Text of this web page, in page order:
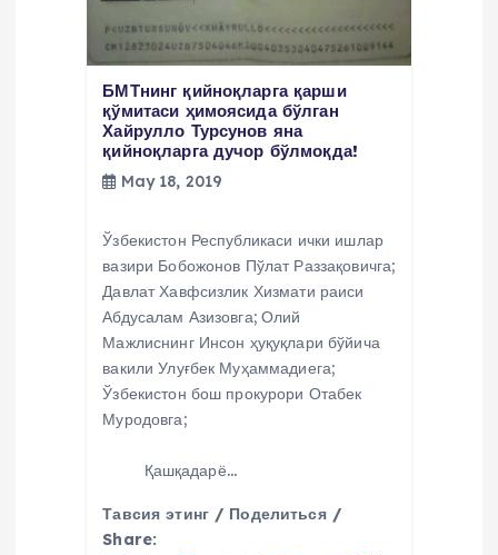
БМТнинг қийноқларга қарши
қўмитаси ҳимоясида бўлган
Хайрулло Турсунов яна
қийноқларга дучор бўлмоқда!
May 18, 2019
Ўзбекистон Республикаси ички ишлар
вазири Бобожонов Пўлат Раззақовичга;
Давлат Хавфсизлик Хизмати раиси
Абдусалам Азизовга; Олий
Мажлиснинг Инсон ҳуқуқлари бўйича
вакили Улуғбек Муҳаммадиега;
Ўзбекистон бош прокурори Отабек
Муродовга;
Қашқадарё…
Тавсия этинг / Поделиться /
Share: